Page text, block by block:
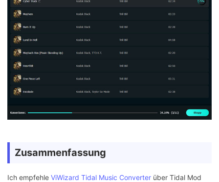
Zusammenfassung
Ich empfehle ViWizard Tidal Music Converter über Tidal Mod